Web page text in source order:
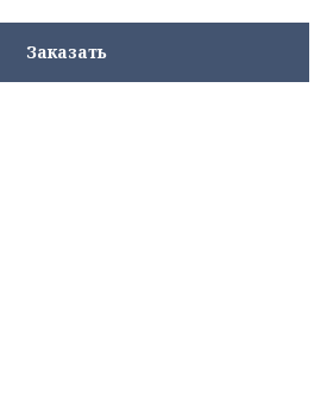
Заказать